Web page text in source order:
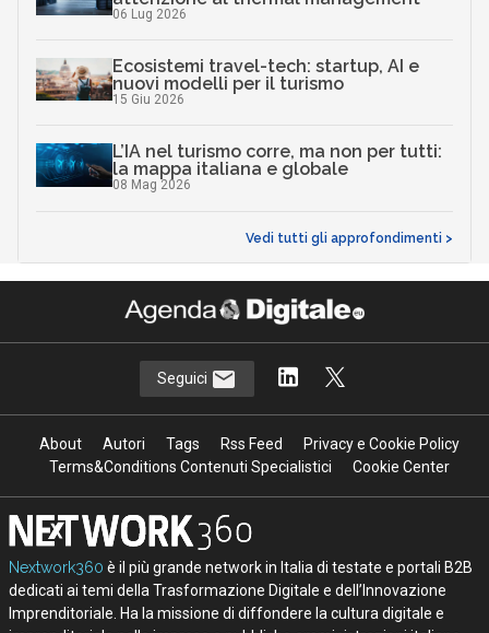
06 Lug 2026
Ecosistemi travel-tech: startup, AI e
nuovi modelli per il turismo
15 Giu 2026
L’IA nel turismo corre, ma non per tutti:
la mappa italiana e globale
08 Mag 2026
Vedi tutti gli approfondimenti >
Seguici
About Autori Tags Rss Feed
Privacy e Cookie Policy
Terms&Conditions Contenuti Specialistici
Cookie Center
Nextwork360 è il più grande network in Italia di testate e portali B2B
dedicati ai temi della Trasformazione Digitale e dell’Innovazione
Imprenditoriale. Ha la missione di diffondere la cultura digitale e